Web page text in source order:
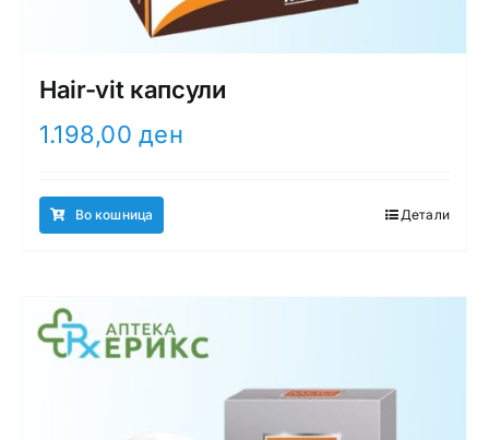
Hair-vit капсули
1.198,00ден
Во кошница Детали